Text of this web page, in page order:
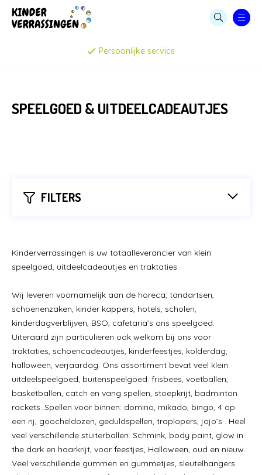
Persoonlijke service
CAPSULE AUTOMATEN
HOME
BRANCHES
NIEUWS
CONTACT
SPEELGOED & UITDEELCADEAUTJES
FILTERS
prijs
prijs
Kinderverrassingen is uw totaalleverancier van klein
speelgoed, uitdeelcadeautjes en traktaties.
Wij leveren voornamelijk aan de horeca, tandartsen,
schoenenzaken, kinder kappers, hotels, scholen,
kinderdagverblijven, BSO, cafetaria’s ons speelgoed.
Uiteraard zijn particulieren ook welkom bij ons voor
traktaties, schoencadeautjes, kinderfeestjes, kolderdag,
halloween, verjaardag. Ons assortiment bevat veel klein
uitdeelspeelgoed, buitenspeelgoed: frisbees, voetballen,
basketballen, catch en vang spellen, stoepkrijt, badminton
rackets. Spellen voor binnen: domino, mikado, bingo, 4 op
een rij, goocheldozen, geduldspellen, traplopers, jojo’s . Heel
veel verschillende stuiterballen. Schmink, body paint, glow in
the dark en haarkrijt, voor feestjes, Halloween, oud en nieuw.
Veel verschillende gummen en gummetjes, sleutelhangers: